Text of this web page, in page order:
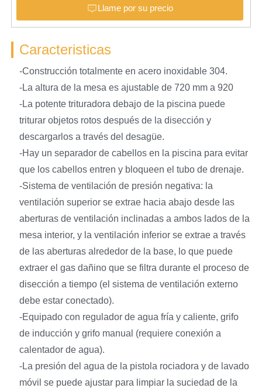
Llame por su precio
Caracteristicas
-Construcción totalmente en acero inoxidable 304.
-La altura de la mesa es ajustable de 720 mm a 920
-La potente trituradora debajo de la piscina puede
triturar objetos rotos después de la disección y
descargarlos a través del desagüe.
-Hay un separador de cabellos en la piscina para evitar
que los cabellos entren y bloqueen el tubo de drenaje.
-Sistema de ventilación de presión negativa: la
ventilación superior se extrae hacia abajo desde las
aberturas de ventilación inclinadas a ambos lados de la
mesa interior, y la ventilación inferior se extrae a través
de las aberturas alrededor de la base, lo que puede
extraer el gas dañino que se filtra durante el proceso de
disección a tiempo (el sistema de ventilación externo
debe estar conectado).
-Equipado con regulador de agua fría y caliente, grifo
de inducción y grifo manual (requiere conexión a
calentador de agua).
-La presión del agua de la pistola rociadora y de lavado
móvil se puede ajustar para limpiar la suciedad de la